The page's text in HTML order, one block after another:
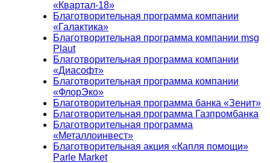
«Квартал-18»
Благотворительная программа компании
«Галактика»
Благотворительная программа компании msg
Plaut
Благотворительная программа компании
«Диасофт»
Благотворительная программа компании
«ФлорЭко»
Благотворительная программа банка «Зенит»
Благотворительная программа Газпромбанка
Благотворительная программа
«Металлоинвест»
Благотворительная акция «Капля помощи»
Parle Market